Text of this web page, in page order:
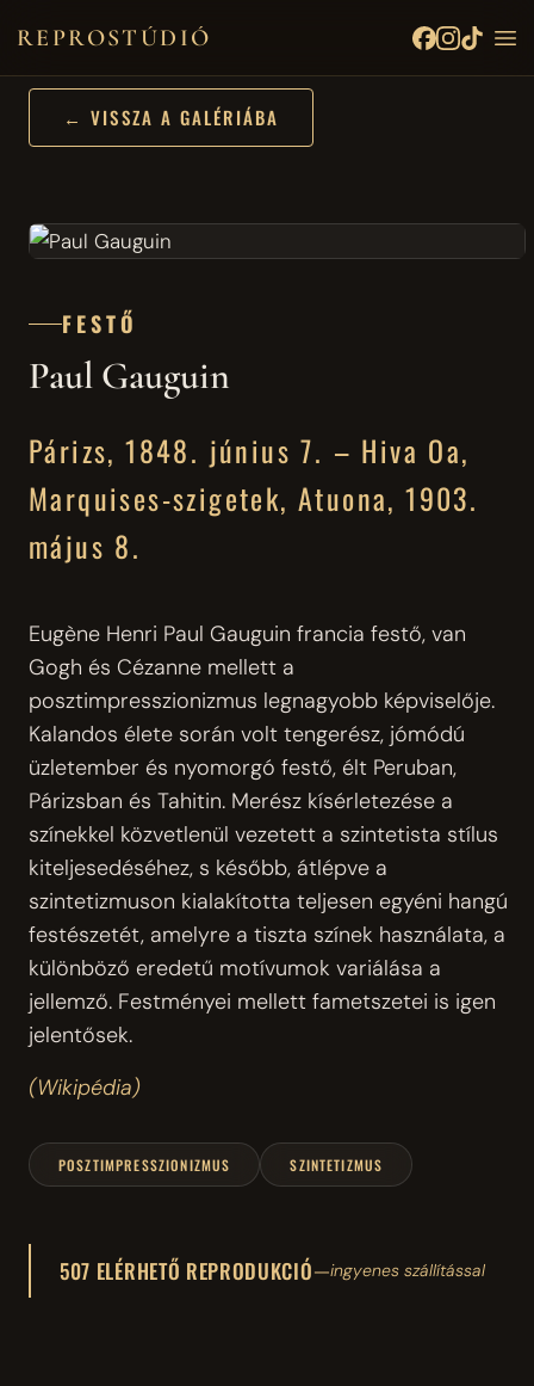
REPROSTÚDIÓ
← VISSZA A GALÉRIÁBA
FESTŐ
Paul Gauguin
Párizs, 1848. június 7. – Hiva Oa,
Marquises-szigetek, Atuona, 1903.
május 8.
Eugène Henri Paul Gauguin francia festő, van
Gogh és Cézanne mellett a
posztimpresszionizmus legnagyobb képviselője.
Kalandos élete során volt tengerész, jómódú
üzletember és nyomorgó festő, élt Peruban,
Párizsban és Tahitin. Merész kísérletezése a
színekkel közvetlenül vezetett a szintetista stílus
kiteljesedéséhez, s később, átlépve a
szintetizmuson kialakította teljesen egyéni hangú
festészetét, amelyre a tiszta színek használata, a
különböző eredetű motívumok variálása a
jellemző. Festményei mellett fametszetei is igen
jelentősek.
(Wikipédia)
POSZTIMPRESSZIONIZMUS SZINTETIZMUS
507 ELÉRHETŐ REPRODUKCIÓ—ingyenes szállítással